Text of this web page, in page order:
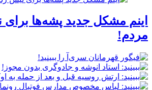
اینم مشکل جدید پشه‌ها
مردم!